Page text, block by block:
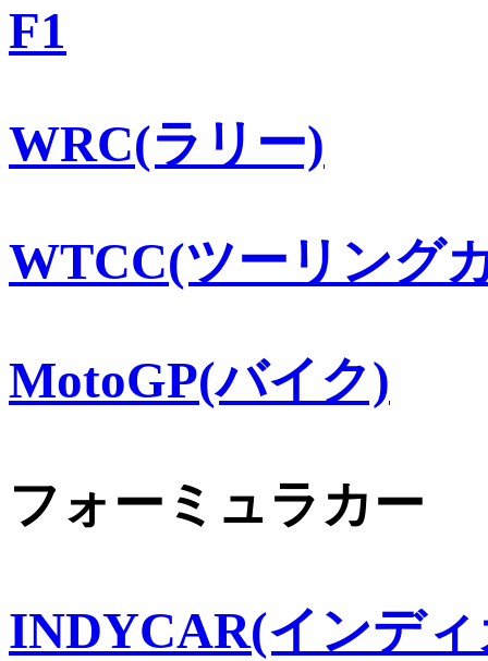
F1
WRC(ラリー)
WTCC(ツーリング
MotoGP(バイク)
フォーミュラカー
INDYCAR(インデ